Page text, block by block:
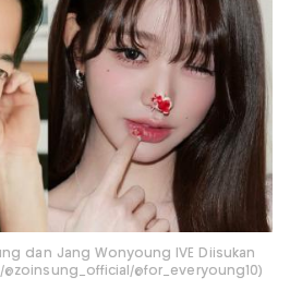
dan Jang Wonyoung IVE Diisukan
@for_everyoung10)